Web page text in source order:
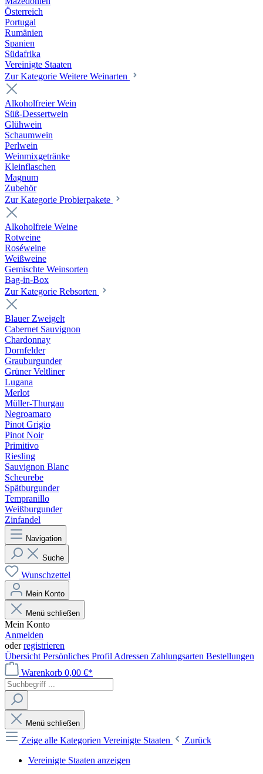
Österreich
Portugal
Rumänien
Spanien
Südafrika
Vereinigte Staaten
Zur Kategorie Weitere Weinarten
Alkoholfreier Wein
Süß-Dessertwein
Glühwein
Schaumwein
Perlwein
Weinmixgetränke
Kleinflaschen
Magnum
Zubehör
Zur Kategorie Probierpakete
Alkoholfreie Weine
Rotweine
Roséweine
Weißweine
Gemischte Weinsorten
Bag-in-Box
Zur Kategorie Rebsorten
Blauer Zweigelt
Cabernet Sauvignon
Chardonnay
Dornfelder
Grauburgunder
Grüner Veltliner
Lugana
Merlot
Müller-Thurgau
Negroamaro
Pinot Grigio
Pinot Noir
Primitivo
Riesling
Sauvignon Blanc
Scheurebe
Spätburgunder
Tempranillo
Weißburgunder
Zinfandel
Navigation
Suche
Wunschzettel
Mein Konto
Menü schließen
Mein Konto
Anmelden
oderregistrieren
Übersicht Persönliches Profil Adressen Zahlungsarten Bestellungen
Warenkorb 0,00 €*
Menü schließen
Zeige alle Kategorien Vereinigte Staaten
Zurück
Vereinigte Staaten anzeigen